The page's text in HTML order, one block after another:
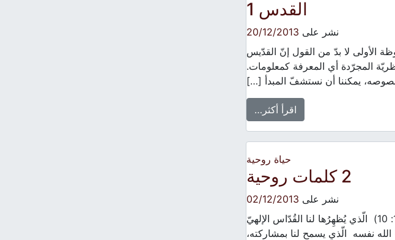
القدس 1
نشر على 20/12/2013
• الملحوظة الأولى لا بدّ من القول إنّ القدّيس
المجرّدة أي المعرفة كمعلومات.
يمكننا أن نستشفّ المبدأ […]
اقرأ أكثر…
حياة روحية
2 كلمات روحية
نشر على 02/12/2013
24- “الحياة الأكثر وفرةً” (يو10: 10) الّذي يُظهِرُها لنا القُدّاس الإلهيّ
الله نفسه الّذي يسمح لنا بمشاركته،